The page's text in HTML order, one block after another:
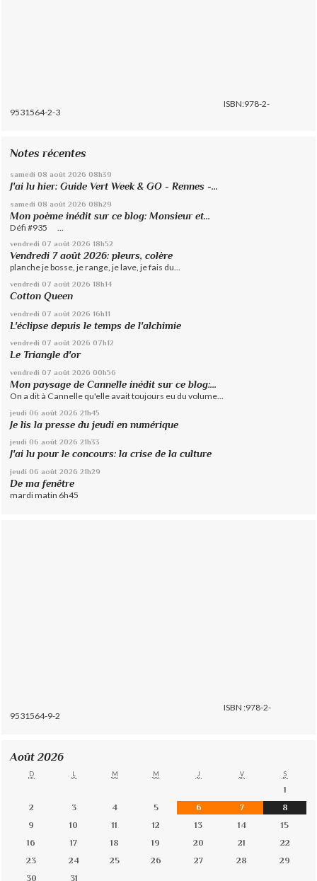
ISBN:978-2-
9531564-2-3
Notes récentes
samedi 08 août 2026 08h39
J'ai lu hier: Guide Vert Week & GO - Rennes -...
samedi 08 août 2026 08h29
Mon poème inédit sur ce blog: Monsieur et...
Défi #935 ...
vendredi 07 août 2026 18h52
Vendredi 7 août 2026: pleurs, colère
planche je bosse, je range, je lave, je fais du...
vendredi 07 août 2026 18h14
Cotton Queen
vendredi 07 août 2026 16h11
L'éclipse depuis le temps de l'alchimie
vendredi 07 août 2026 07h12
Le Triangle d'or
vendredi 07 août 2026 00h56
Mon paysage de Cannelle inédit sur ce blog:...
On a dit à Cannelle qu'elle avait toujours eu du volume...
jeudi 06 août 2026 21h45
Je lis la presse du jeudi en numérique
jeudi 06 août 2026 21h33
J'ai lu pour le concours: la crise de la culture
jeudi 06 août 2026 21h29
De ma fenêtre
mardi matin 6h45
ISBN :978-2-
9531564-9-2
Août 2026
D L M M J V S
1
2
3 4 5 6 7
8
9
10 11 12 13 14
15
16
17 18 19 20 21
22
23
24 25 26 27 28
29
30
31